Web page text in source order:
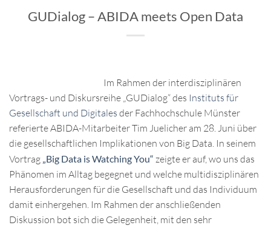
GUDialog – ABIDA meets Open Data
Im Rahmen der interdisziplinären
Vortrags- und Diskursreihe „GUDialog“ des Instituts für
Gesellschaft und Digitales der Fachhochschule Münster
referierte ABIDA-Mitarbeiter Tim Juelicher am 28. Juni über
die gesellschaftlichen Implikationen von Big Data. In seinem
Vortrag „Big Data is Watching You“ zeigte er auf, wo uns das
Phänomen im Alltag begegnet und welche multidisziplinären
Herausforderungen für die Gesellschaft und das Individuum
damit einhergehen. Im Rahmen der anschließenden
Diskussion bot sich die Gelegenheit, mit den sehr